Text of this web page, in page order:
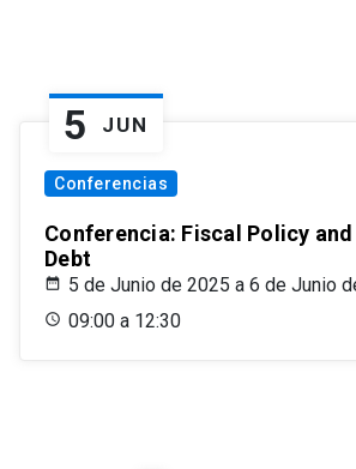
5 JUN
Conferencias
Conferencia: Fiscal Policy
Debt
5 de Junio de 2025 a 6 de Junio
09:00 a 12:30